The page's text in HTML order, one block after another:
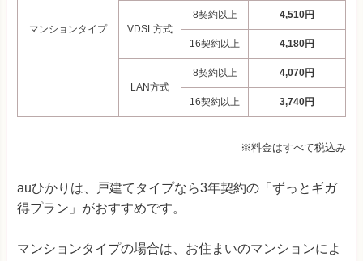
マンションタイプ VDSL方式
8契約以上 4,510円
16契約以上 4,180円
LAN方式
8契約以上 4,070円
16契約以上 3,740円
※料金はすべて税込み
auひかりは、戸建てタイプなら3年契約の「ずっとギガ
得プラン」がおすすめです。
マンションタイプの場合は、お住まいのマンションによ